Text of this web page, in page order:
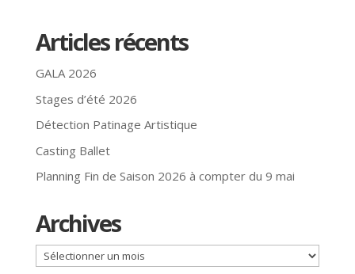
Articles récents
GALA 2026
Stages d’été 2026
Détection Patinage Artistique
Casting Ballet
Planning Fin de Saison 2026 à compter du 9 mai
Archives
Archives